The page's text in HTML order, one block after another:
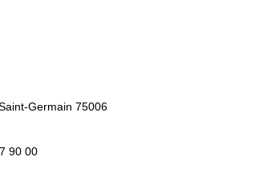
Germain 75006
90 00